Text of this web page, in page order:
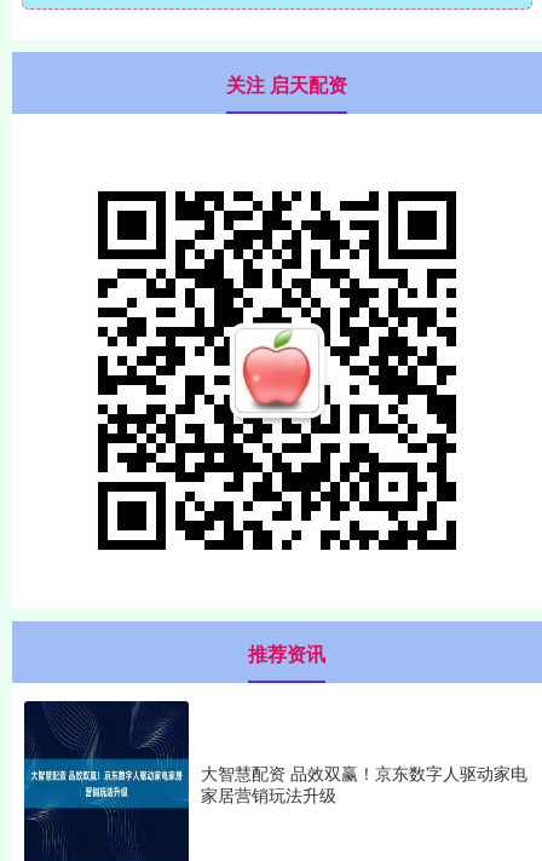
关注 启天配资
推荐资讯
大智慧配资 品效双赢！京东数字人驱动家电
家居营销玩法升级